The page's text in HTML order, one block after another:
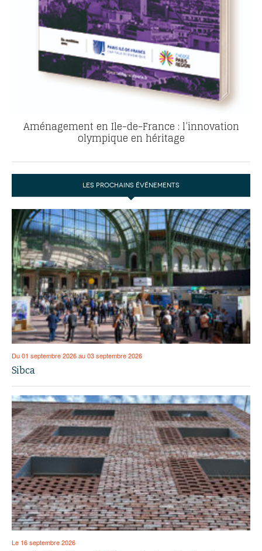
Aménagement en Ile-de-France : l’innovation
olympique en héritage
LES PROCHAINS ÉVÉNEMENTS
Du 01 septembre 2026 au 03 septembre 2026
Sibca
Le 16 septembre 2026